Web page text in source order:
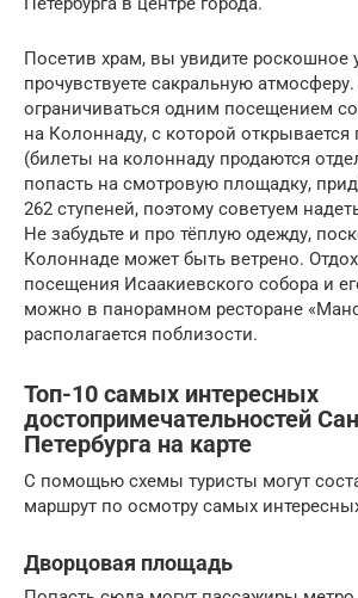
Посетив храм, вы увидите роскошное
прочувствуете сакральную
ограничиваться одним посещением
на Колоннаду, с которой
(билеты на колоннаду продаются
попасть на смотровую площадку,
262 ступеней, поэтому советуем
Не забудьте и про тёплую одежду,
Колоннаде может быть ветрено.
посещения Исаакиевского собора и
можно в панорамном ресторане
располагается поблизости.
Топ-10 самых интересных
достопримечательностей
Петербурга на карте
С помощью схемы туристы могут
маршрут по осмотру самых
Дворцовая площадь